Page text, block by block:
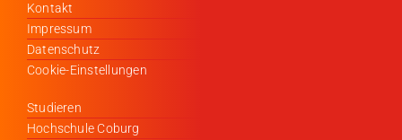
Kontakt
Impressum
Datenschutz
Cookie-Einstellungen
Studieren
Hochschule Coburg